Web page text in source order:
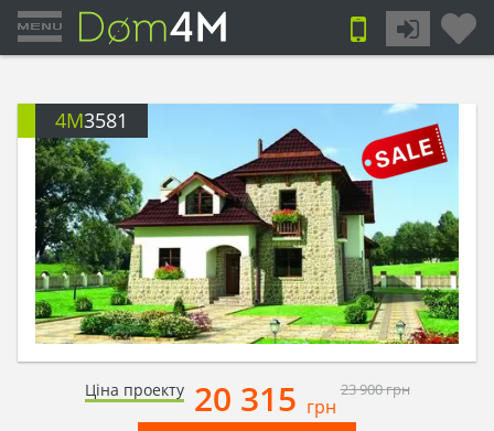
4M3581
Ціна проекту 20 315 грн
23 900грн